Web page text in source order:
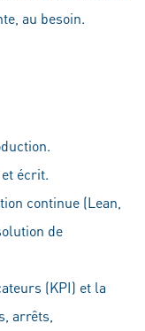
au besoin.
écrit.
continue (Lean,
de
(KPI) et la
arrêts,